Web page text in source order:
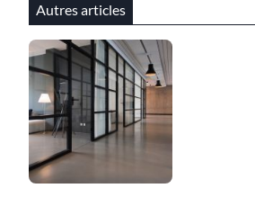
Autres articles